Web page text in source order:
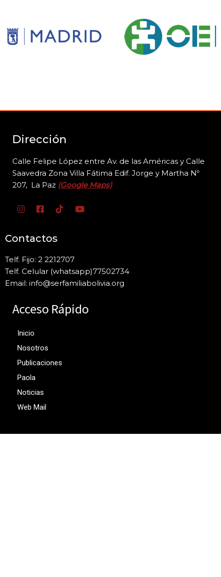
Dirección
Calle Felipe López entre Av. de las Américas y Calle
Saavedra Zona Villa Fátima Edif. Jorge y Martha Nº
207, La Paz (Google Maps)
Contactos
Telf. Fijo: 2 2212707
Telf. Celular (whatsapp)77502734
Email: info@serfamiliabolivia.org
Acceso Rápido
Inicio
Nosotros
Publicaciones
Paola
Noticias
Web Mail